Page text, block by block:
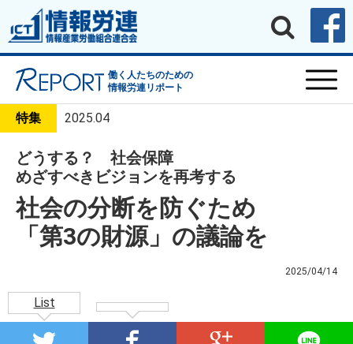
働く人たちのための
情報労連リポート
特集 2025.04
どうする？ 社会保障
めざすべきビジョンを再考する
社会の分断を防ぐため
「第3の財源」の議論を
2025/04/14
List